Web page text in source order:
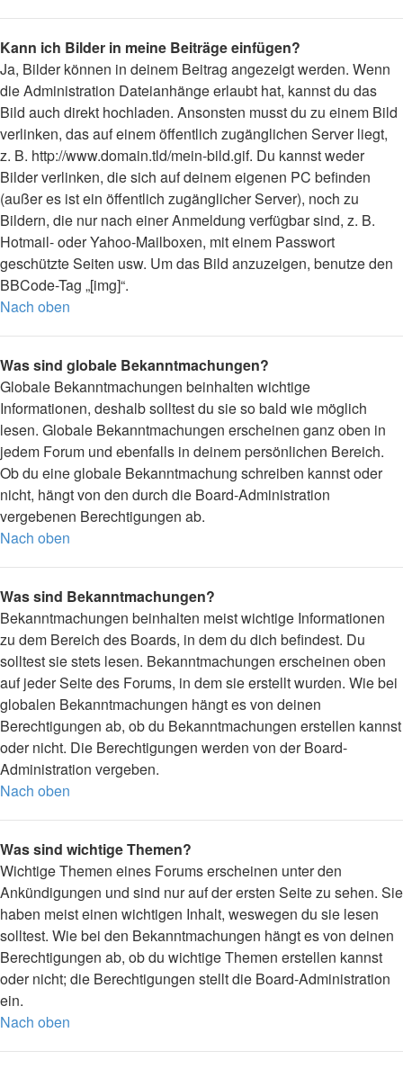
Kann ich Bilder in meine Beiträge einfügen?
Ja, Bilder können in deinem Beitrag angezeigt werden. Wenn
die Administration Dateianhänge erlaubt hat, kannst du das
Bild auch direkt hochladen. Ansonsten musst du zu einem Bild
verlinken, das auf einem öffentlich zugänglichen Server liegt,
z. B. http://www.domain.tld/mein-bild.gif. Du kannst weder
Bilder verlinken, die sich auf deinem eigenen PC befinden
(außer es ist ein öffentlich zugänglicher Server), noch zu
Bildern, die nur nach einer Anmeldung verfügbar sind, z. B.
Hotmail- oder Yahoo-Mailboxen, mit einem Passwort
geschützte Seiten usw. Um das Bild anzuzeigen, benutze den
BBCode-Tag „[img]“.
Nach oben
Was sind globale Bekanntmachungen?
Globale Bekanntmachungen beinhalten wichtige
Informationen, deshalb solltest du sie so bald wie möglich
lesen. Globale Bekanntmachungen erscheinen ganz oben in
jedem Forum und ebenfalls in deinem persönlichen Bereich.
Ob du eine globale Bekanntmachung schreiben kannst oder
nicht, hängt von den durch die Board-Administration
vergebenen Berechtigungen ab.
Nach oben
Was sind Bekanntmachungen?
Bekanntmachungen beinhalten meist wichtige Informationen
zu dem Bereich des Boards, in dem du dich befindest. Du
solltest sie stets lesen. Bekanntmachungen erscheinen oben
auf jeder Seite des Forums, in dem sie erstellt wurden. Wie bei
globalen Bekanntmachungen hängt es von deinen
Berechtigungen ab, ob du Bekanntmachungen erstellen kannst
oder nicht. Die Berechtigungen werden von der Board-
Administration vergeben.
Nach oben
Was sind wichtige Themen?
Wichtige Themen eines Forums erscheinen unter den
Ankündigungen und sind nur auf der ersten Seite zu sehen. Sie
haben meist einen wichtigen Inhalt, weswegen du sie lesen
solltest. Wie bei den Bekanntmachungen hängt es von deinen
Berechtigungen ab, ob du wichtige Themen erstellen kannst
oder nicht; die Berechtigungen stellt die Board-Administration
ein.
Nach oben